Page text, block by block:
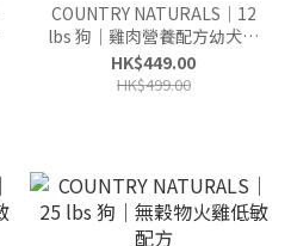
COUNTRY NATURALS｜12
lbs 狗｜雞肉營養配方幼犬乾
糧
HK$449.00
HK$499.00